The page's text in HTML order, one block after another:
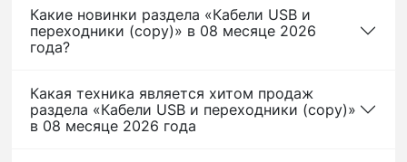
Какие новинки раздела «Кабели USB и
переходники (сopy)» в 08 месяце 2026
года?
Какая техника является хитом продаж
раздела «Кабели USB и переходники (сopy)»
в 08 месяце 2026 года